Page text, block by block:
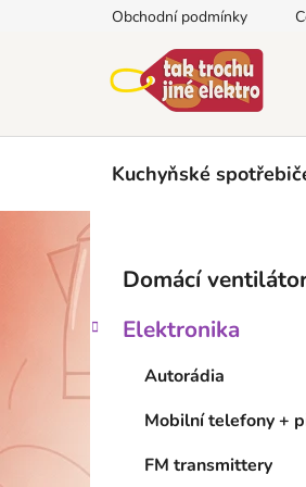
Obchodní podmínky
Kuchyňské
s
r
a
n
Přeskočit
kategorie
e
o
r
Domácí
Elektronika
Autorádia
Mobilní telefony +
FM transmittery